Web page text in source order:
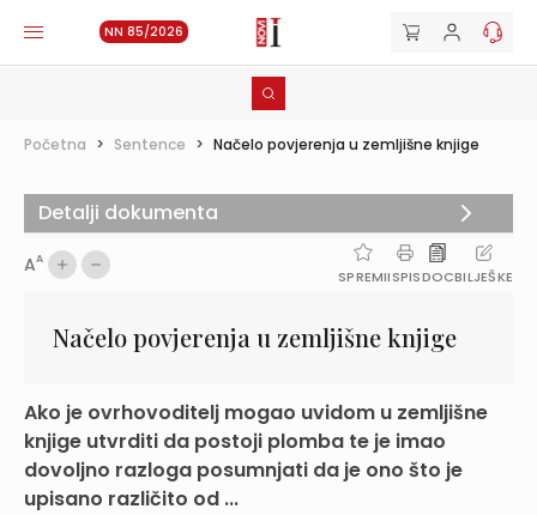
NN 85/2026
Početna > Sentence > Načelo povjerenja u zemljišne knjige
AA
SPREMIISPISDOCBILJEŠKE
Načelo povjerenja u zemljišne knjige
Ako je ovrhovoditelj mogao uvidom u zemljišne
knjige utvrditi da postoji plomba te je imao
dovoljno razloga posumnjati da je ono što je
upisano različito od ...
Detalji dokumenta